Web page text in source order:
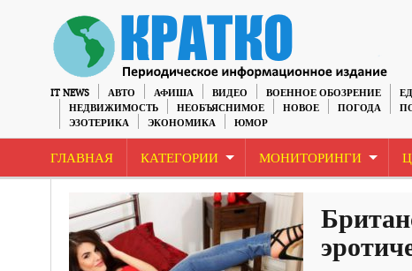
IT NEWS АВТО АФИША ВИДЕО ВОЕННОЕ ОБОЗРЕНИЕ
НЕДВИЖИМОСТЬ
НЕОБЪЯСНИМОЕ НОВОЕ ПОГОДА
ЭЗОТЕРИКА
ЭКОНОМИКА ЮМОР
ГЛАВНАЯ КАТЕГОРИИ МОНИТОРИНГИ